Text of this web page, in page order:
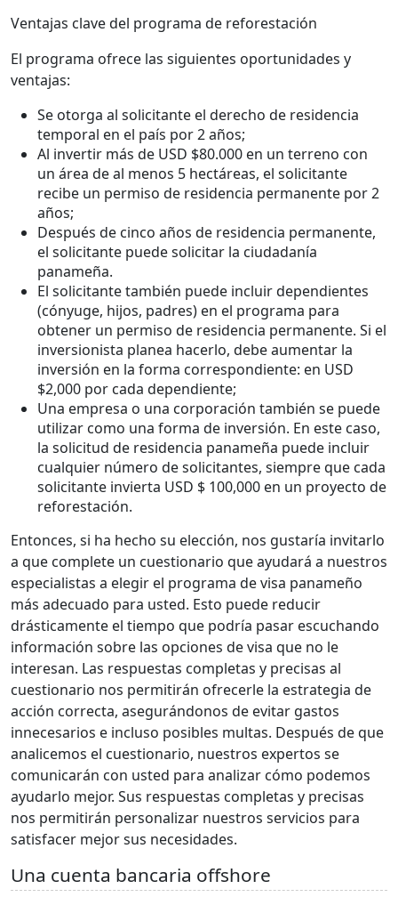
Ventajas clave del programa de reforestación
El programa ofrece las siguientes oportunidades y
ventajas:
Se otorga al solicitante el derecho de residencia
temporal en el país por 2 años;
Al invertir más de USD $80.000 en un terreno con
un área de al menos 5 hectáreas, el solicitante
recibe un permiso de residencia permanente por 2
años;
Después de cinco años de residencia permanente,
el solicitante puede solicitar la ciudadanía
panameña.
El solicitante también puede incluir dependientes
(cónyuge, hijos, padres) en el programa para
obtener un permiso de residencia permanente. Si el
inversionista planea hacerlo, debe aumentar la
inversión en la forma correspondiente: en USD
$2,000 por cada dependiente;
Una empresa o una corporación también se puede
utilizar como una forma de inversión. En este caso,
la solicitud de residencia panameña puede incluir
cualquier número de solicitantes, siempre que cada
solicitante invierta USD $ 100,000 en un proyecto de
reforestación.
Entonces, si ha hecho su elección, nos gustaría invitarlo
a que complete un cuestionario que ayudará a nuestros
especialistas a elegir el programa de visa panameño
más adecuado para usted. Esto puede reducir
drásticamente el tiempo que podría pasar escuchando
información sobre las opciones de visa que no le
interesan. Las respuestas completas y precisas al
cuestionario nos permitirán ofrecerle la estrategia de
acción correcta, asegurándonos de evitar gastos
innecesarios e incluso posibles multas. Después de que
analicemos el cuestionario, nuestros expertos se
comunicarán con usted para analizar cómo podemos
ayudarlo mejor. Sus respuestas completas y precisas
nos permitirán personalizar nuestros servicios para
satisfacer mejor sus necesidades.
Una cuenta bancaria offshore